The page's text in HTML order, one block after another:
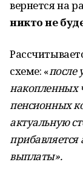
вернется на
никто не
схеме: «после
накопленных
пенсионных
актуальную
выплаты».